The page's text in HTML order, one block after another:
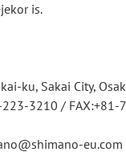
is.
ku, Sakai City,
3210 /
eu.com